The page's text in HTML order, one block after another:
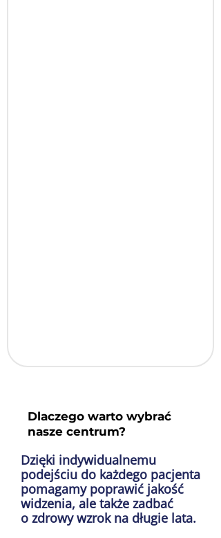
Dlaczego warto wybrać
nasze centrum?
Dzięki indywidualnemu
podejściu do każdego pacjenta
pomagamy poprawić jakość
widzenia, ale także zadbać
o zdrowy wzrok na długie lata.